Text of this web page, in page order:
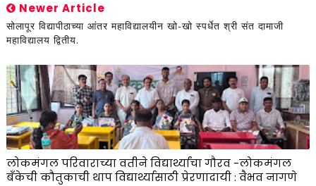
Newer Article
सोलापूर विद्यापीठाच्या आंतर महाविद्यालयीन खो-खो स्पर्धेत श्री संत दामाजी
महाविद्यालय द्वितीय.
लोकमंगल परिवाराच्या वतीने विद्यार्थ्यांचा गौरव -लोकमंगल
बँकेची कौतुकाची थाप विद्यार्थ्यासाठी प्रेरणादायी : वैभव नागणे